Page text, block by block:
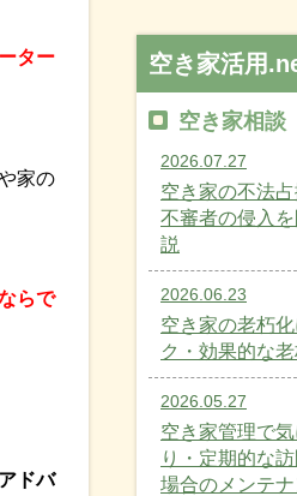
ター
家の
らで
ドバ
空き家活用
空き家相談
2026.07.27
空き家の不法占
不審者の侵入
説
2026.06.23
空き家の老朽
ク・効果的な
2026.05.27
空き家管理で
り・定期的な
場合のメンテ